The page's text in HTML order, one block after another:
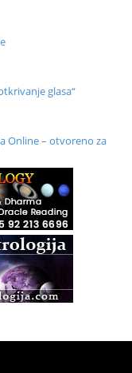
glasa“
Online – otvoreno za
(Basic Pranic